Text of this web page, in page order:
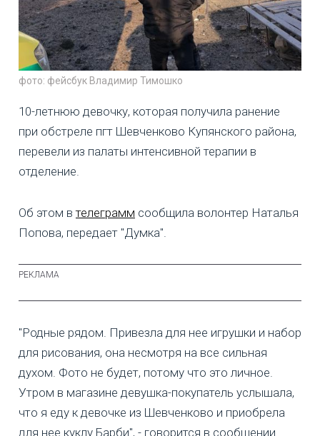
фото: фейсбук Владимир Тимошко
10-летнюю девочку, которая получила ранение
при обстреле пгт Шевченково Купянского района,
перевели из палаты интенсивной терапии в
отделение.
Об этом втелеграмм сообщила волонтер Наталья
Попова, передает "Думка".
"Родные рядом. Привезла для нее игрушки и набор
для рисования, она несмотря на все сильная
духом. Фото не будет, потому что это личное.
Утром в магазине девушка-покупатель услышала,
что я еду к девочке из Шевченково и приобрела
для нее куклу Барби", - говорится в сообщении